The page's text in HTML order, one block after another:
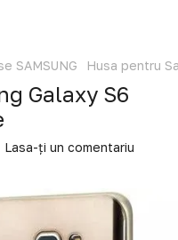
SAMSUNG Husa pentru
Galaxy S6
Lasa-ți un comentariu